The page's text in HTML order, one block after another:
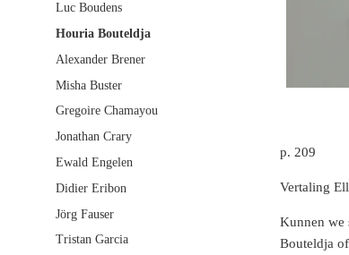
Luc Boudens
Houria Bouteldja
Alexander Brener
Misha Buster
Gregoire Chamayou
Jonathan Crary
Ewald Engelen
Didier Eribon
Jörg Fauser
Tristan Garcia
p. 209
Vertaling
Kunnen we
Bouteldja